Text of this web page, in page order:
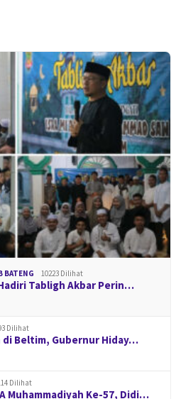
BATENG 10223 Dilihat
Tabligh Akbar Perin…
Dilihat
di Beltim, Gubernur Hiday…
Dilihat
Muhammadiyah Ke-57, Didi…